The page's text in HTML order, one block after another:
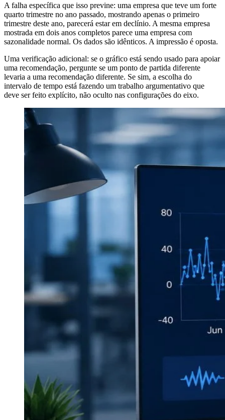
A falha específica que isso previne: uma empresa que teve um forte
quarto trimestre no ano passado, mostrando apenas o primeiro
trimestre deste ano, parecerá estar em declínio. A mesma empresa
mostrada em dois anos completos parece uma empresa com
sazonalidade normal. Os dados são idênticos. A impressão é oposta.
Uma verificação adicional: se o gráfico está sendo usado para apoiar
uma recomendação, pergunte se um ponto de partida diferente
levaria a uma recomendação diferente. Se sim, a escolha do
intervalo de tempo está fazendo um trabalho argumentativo que
deve ser feito explícito, não oculto nas configurações do eixo.